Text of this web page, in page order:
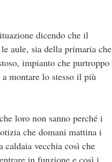
dicendo che il
aule, sia della primaria che
impianto che purtroppo
montare lo stesso il più
loro non sanno perché i
che domani mattina i
vecchia così che
in funzione e così i